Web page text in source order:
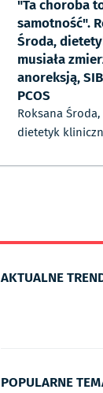
"Ta choroba
samotność".
Środa,
musiała
anoreksją,
PCOS
Roksana
dietetyk
AKTUALNE
POPULARNE